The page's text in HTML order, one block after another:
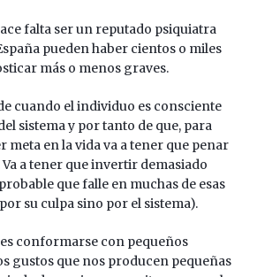
falta ser un reputado psiquiatra
pueden haber cientos o miles
más o menos graves.
cuando el individuo es consciente
sistema y por tanto de que, para
meta en la vida va a tener que penar
a tener que invertir demasiado
que falle en muchas de esas
su culpa sino por el sistema).
conformarse con pequeños
gustos que nos producen pequeñas